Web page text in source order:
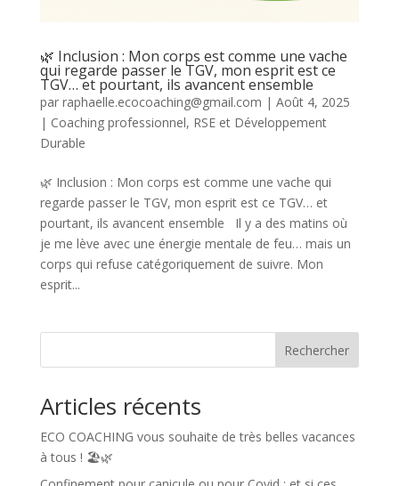
🌿 Inclusion : Mon corps est comme une vache
qui regarde passer le TGV, mon esprit est ce
TGV… et pourtant, ils avancent ensemble
par raphaelle.ecocoaching@gmail.com | Août 4, 2025
| Coaching professionnel, RSE et Développement
Durable
🌿 Inclusion : Mon corps est comme une vache qui
regarde passer le TGV, mon esprit est ce TGV… et
pourtant, ils avancent ensemble Il y a des matins où
je me lève avec une énergie mentale de feu… mais un
corps qui refuse catégoriquement de suivre. Mon
esprit...
Rechercher
Articles récents
ECO COACHING vous souhaite de très belles vacances
à tous ! 🏖️🌿